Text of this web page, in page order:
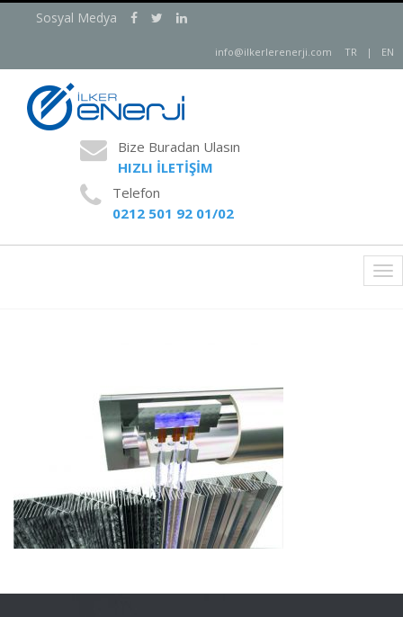
Sosyal Medya
info@ilkerlerenerji.com TR | EN
Bize Buradan Ulasın
HIZLI İLETİŞİM
Telefon
0212 501 92 01/02